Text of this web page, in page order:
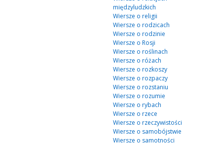
międzyludzkich
Wiersze o religii
Wiersze o rodzicach
Wiersze o rodzinie
Wiersze o Rosji
Wiersze o roślinach
Wiersze o różach
Wiersze o rozkoszy
Wiersze o rozpaczy
Wiersze o rozstaniu
Wiersze o rozumie
Wiersze o rybach
Wiersze o rzece
Wiersze o rzeczywistości
Wiersze o samobójstwie
Wiersze o samotności